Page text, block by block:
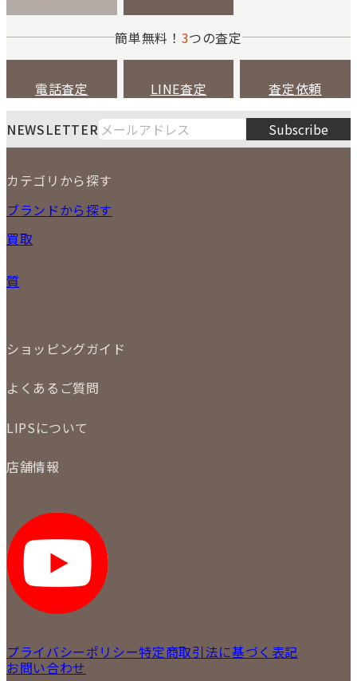
簡単無料！ 3つの査定
電話査定 LINE査定 査定依頼
NEWSLETTER Subscribe
カテゴリから探す
NEW ITEM
時計
小物
ジュエリー
ブランドから探す
買取
店頭買取
LINE査定
買取実績
質
ショッピングガイド
商品について
お支払いについて
保証について
よくあるご質問
商品について
質について
返品について
LIPSについて
各事業部の紹介
STAFF BLOG
SNS
店舗情報
LIPS 新宿店
LIPS 札幌パルコ店
LIPS 札幌白石店
LIPS 通信販売事業部
プライバシーポリシー特定商取引法に基づく表記
お問い合わせ